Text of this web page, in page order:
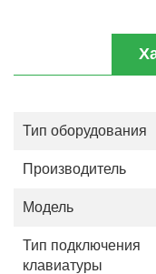
Тип оборудования
Производитель
Модель
Тип подключения
клавиатуры